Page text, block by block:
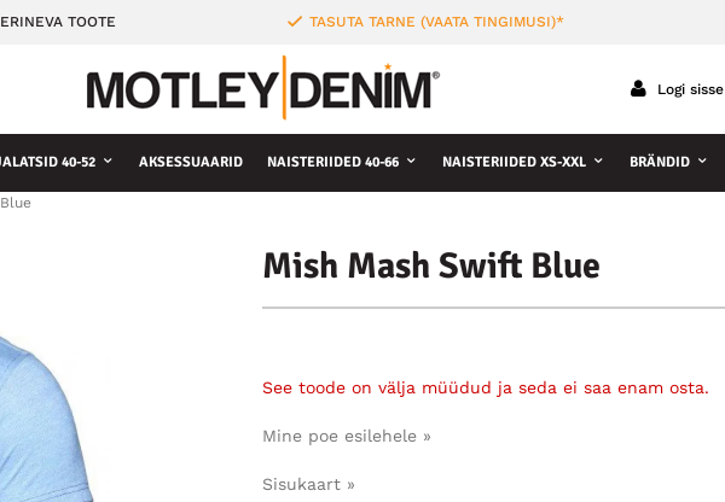
TOOTE TASUTA TARNE (VAATA TINGIMUSI)*
Logi sisse
40-52 AKSESSUAARID NAISTERIIDED 40-66 NAISTERIIDED XS-XXL BRÄNDID
Mish Mash Swift Blue
See toode on välja müüdud ja seda ei saa enam osta.
Mine poe esilehele »
Sisukaart »